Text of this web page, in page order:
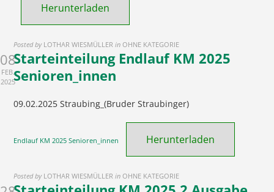
Herunterladen
Posted by LOTHAR WIESMÜLLER in OHNE KATEGORIE
08
FEB.
2025
Starteinteilung Endlauf KM 2025
Senioren_innen
09.02.2025 Straubing_(Bruder Straubinger)
Endlauf KM 2025 Senioren_innen Herunterladen
Posted by LOTHAR WIESMÜLLER in OHNE KATEGORIE